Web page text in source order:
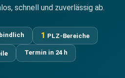
schnell und zuverlässig ab.
1 PLZ-Bereiche
Termin in 24 h